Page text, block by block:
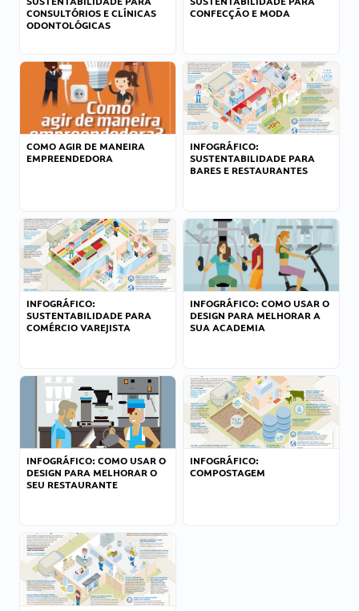
CONSULTÓRIOS E CLÍNICAS
ODONTOLÓGICAS
CONFECÇÃO E MODA
COMO AGIR DE MANEIRA
EMPREENDEDORA
INFOGRÁFICO:
SUSTENTABILIDADE PARA
BARES E RESTAURANTES
INFOGRÁFICO:
SUSTENTABILIDADE PARA
COMÉRCIO VAREJISTA
INFOGRÁFICO: COMO USAR O
DESIGN PARA MELHORAR A
SUA ACADEMIA
INFOGRÁFICO: COMO USAR O
DESIGN PARA MELHORAR O
SEU RESTAURANTE
INFOGRÁFICO:
COMPOSTAGEM